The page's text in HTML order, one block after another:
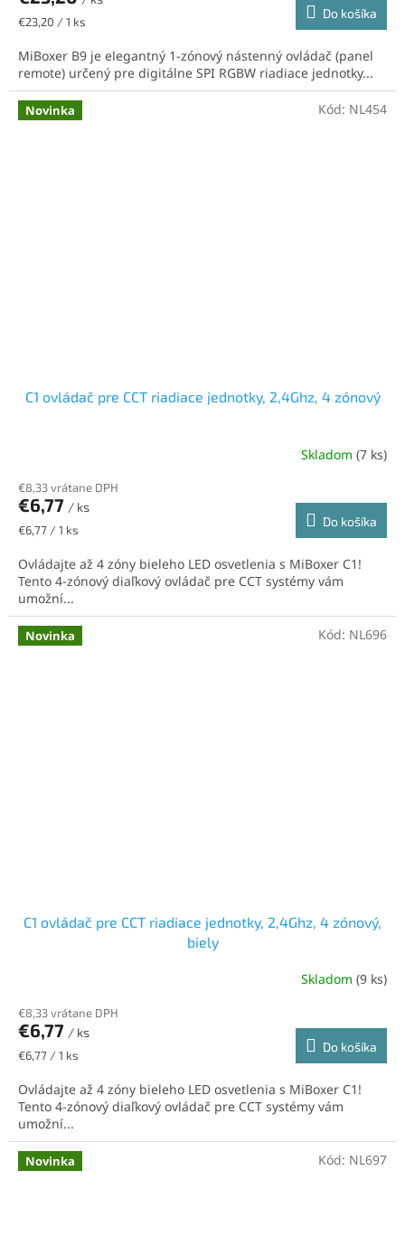
Jednotková
€23,20 / 1 ks
Do košíka
MiBoxer B9 je elegantný 1-zónový nástenný ovládač (panel
remote) určený pre digitálne SPI RGBW riadiace jednotky...
Novinka
C1 ovládač pre CCT riadiace jednotky, 2,4Ghz, 4 zónový
Skladom (7 ks)
€8,33 vrátane DPH
€6,77 / ks
Jednotková
€6,77 / 1 ks
Do košíka
Ovládajte až 4 zóny bieleho LED osvetlenia s MiBoxer C1!
Tento 4-zónový diaľkový ovládač pre CCT systémy vám
umožní...
Kód: NL454
Novinka
C1 ovládač pre CCT riadiace jednotky, 2,4Ghz, 4 zónový,
biely
Skladom (9 ks)
€8,33 vrátane DPH
€6,77 / ks
Jednotková
€6,77 / 1 ks
Do košíka
Ovládajte až 4 zóny bieleho LED osvetlenia s MiBoxer C1!
Tento 4-zónový diaľkový ovládač pre CCT systémy vám
umožní...
Kód: NL696
Novinka Kód: NL697